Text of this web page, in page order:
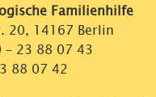
Familienhilfe
20, 14167 Berlin
– 23 88 07 43
88 07 42